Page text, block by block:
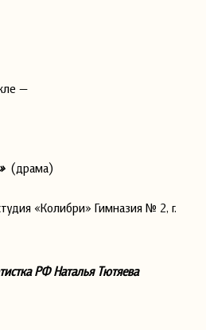
—
(драма)
«Колибри» Гимназия № 2, г.
РФ Наталья Тютяева